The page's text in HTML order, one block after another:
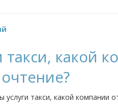
такси, какой
такси, какой компании